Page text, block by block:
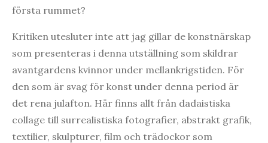
första rummet?
Kritiken utesluter inte att jag gillar de konstnärskap
som presenteras i denna utställning som skildrar
avantgardens kvinnor under mellankrigstiden. För
den som är svag för konst under denna period är
det rena julafton. Här finns allt från dadaistiska
collage till surrealistiska fotografier, abstrakt grafik,
textilier, skulpturer, film och trädockor som